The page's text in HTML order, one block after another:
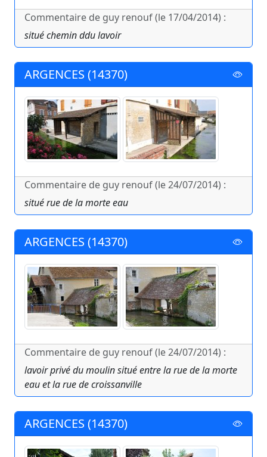
Commentaire de guy renouf (le 17/04/2014) :
situé chemin ddu lavoir
ARGENCES (14370)
Commentaire de guy renouf (le 24/07/2014) :
situé rue de la morte eau
ARGENCES (14370)
Commentaire de guy renouf (le 24/07/2014) :
lavoir privé du moulin situé entre la rue de la morte
eau et la rue de croissanville
ARGENCES (14370)